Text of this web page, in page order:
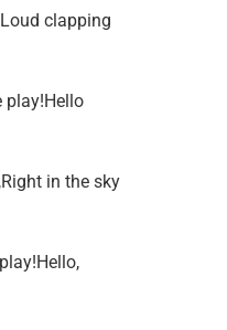
clapping
play!Hello
in the sky